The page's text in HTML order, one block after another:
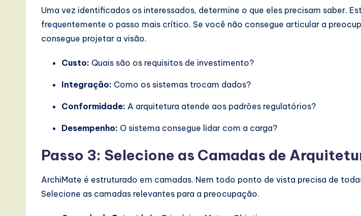
Uma vez identificados os interessados, determine o que eles precisam saber.
frequentemente o passo mais crítico. Se você não consegue articular a
consegue projetar a visão.
Custo: Quais são os requisitos de investimento?
Integração: Como os sistemas trocam dados?
Conformidade: A arquitetura atende aos padrões regulatórios?
Desempenho: O sistema consegue lidar com a carga?
Passo 3: Selecione as Camadas de
ArchiMate é estruturado em camadas. Nem todo ponto de vista precisa de
Selecione as camadas relevantes para a preocupação.